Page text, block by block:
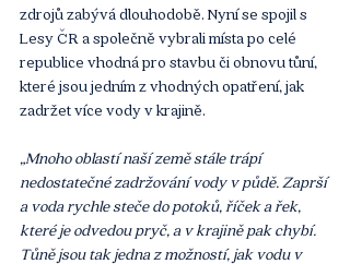
zdrojů zabývá dlouhodobě. Nyní se spojil s
Lesy ČR a společně vybrali místa po celé
republice vhodná pro stavbu či obnovu tůní,
které jsou jedním z vhodných opatření, jak
zadržet více vody v krajině.
„Mnoho oblastí naší země stále trápí
nedostatečné zadržování vody v půdě. Zaprší
a voda rychle steče do potoků, říček a řek,
které je odvedou pryč, a v krajině pak chybí.
Tůně jsou tak jedna z možností, jak vodu v